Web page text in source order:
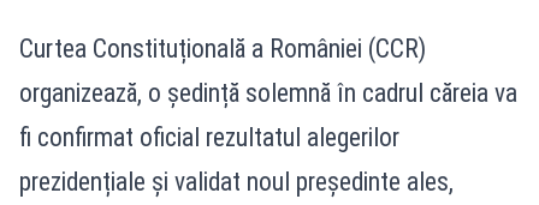
Curtea Constituțională a României (CCR)
organizează, o ședință solemnă în cadrul căreia va
fi confirmat oficial rezultatul alegerilor
prezidențiale și validat noul președinte ales,